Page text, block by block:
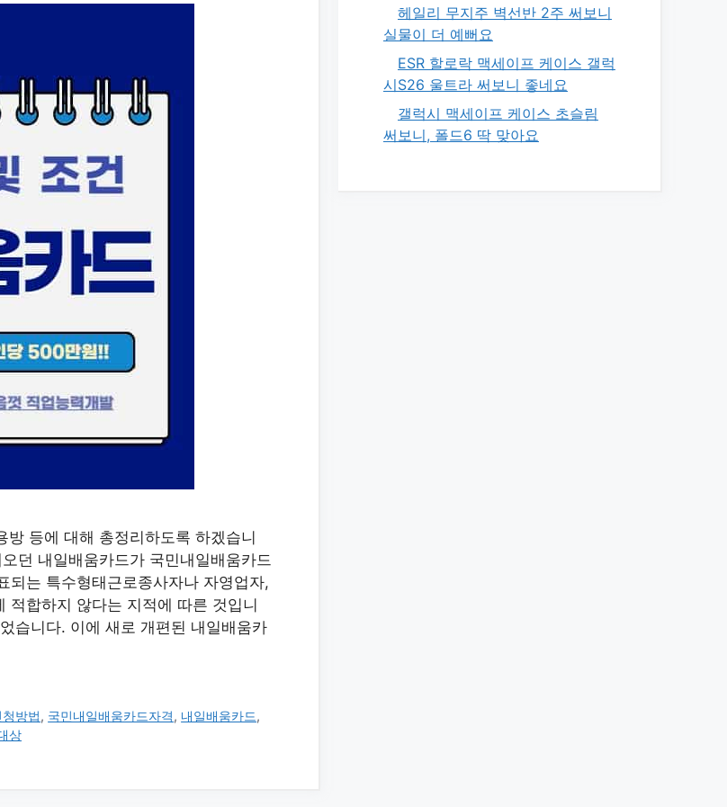
등에 대해 총정리하도록 하겠습니
던 내일배움카드가 국민내일배움카드
되는 특수형태근로종사자나 자영업자,
적합하지 않다는 지적에 따른 것입니
습니다. 이에 새로 개편된 내일배움카
방법, 국민내일배움카드자격, 내일배움카드,
상
헤일리 무지주 벽선반 2주 써보니
실물이 더 예뻐요
ESR 할로락 맥세이프 케이스 갤럭
시S26 울트라 써보니 좋네요
갤럭시 맥세이프 케이스 초슬림
써보니, 폴드6 딱 맞아요